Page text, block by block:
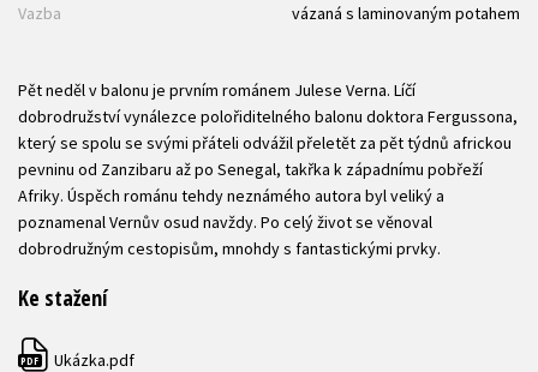
Vazba
vázaná s laminovaným potahem
Pět neděl v balonu je prvním románem Julese Verna. Líčí
dobrodružství vynálezce polořiditelného balonu doktora Fergussona,
který se spolu se svými přáteli odvážil přeletět za pět týdnů africkou
pevninu od Zanzibaru až po Senegal, takřka k západnímu pobřeží
Afriky. Úspěch románu tehdy neznámého autora byl veliký a
poznamenal Vernův osud navždy. Po celý život se věnoval
dobrodružným cestopisům, mnohdy s fantastickými prvky.
Ke stažení
PDF Ukázka.pdf